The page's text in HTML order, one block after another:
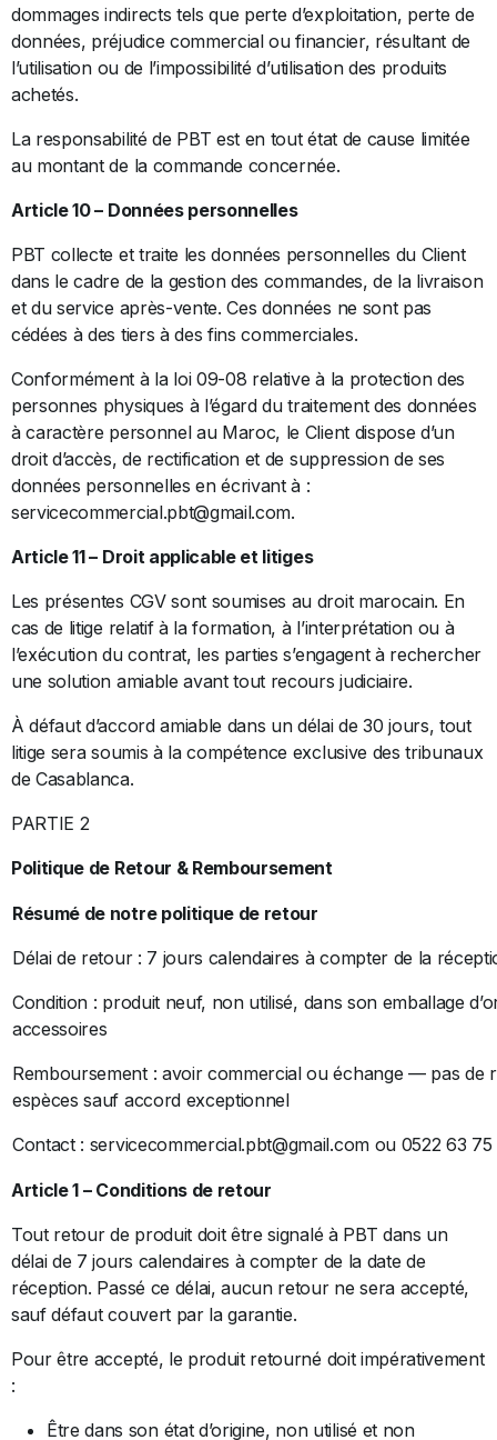
dommages indirects tels que perte d’exploitation, perte de
données, préjudice commercial ou financier, résultant de
l’utilisation ou de l’impossibilité d’utilisation des produits
achetés.
La responsabilité de PBT est en tout état de cause limitée
au montant de la commande concernée.
Article 10 – Données personnelles
PBT collecte et traite les données personnelles du Client
dans le cadre de la gestion des commandes, de la livraison
et du service après-vente. Ces données ne sont pas
cédées à des tiers à des fins commerciales.
Conformément à la loi 09-08 relative à la protection des
personnes physiques à l’égard du traitement des données
à caractère personnel au Maroc, le Client dispose d’un
droit d’accès, de rectification et de suppression de ses
données personnelles en écrivant à :
servicecommercial.pbt@gmail.com.
Article 11 – Droit applicable et litiges
Les présentes CGV sont soumises au droit marocain. En
cas de litige relatif à la formation, à l’interprétation ou à
l’exécution du contrat, les parties s’engagent à rechercher
une solution amiable avant tout recours judiciaire.
À défaut d’accord amiable dans un délai de 30 jours, tout
litige sera soumis à la compétence exclusive des tribunaux
de Casablanca.
PARTIE 2
Politique de Retour & Remboursement
Résumé de notre politique de retour
Délai de retour : 7 jours calendaires à compter de la
Condition : produit neuf, non utilisé, dans son emballage
accessoires
Remboursement : avoir commercial ou échange — pas de
espèces sauf accord exceptionnel
Contact : servicecommercial.pbt@gmail.com ou 0522 63 75
Article 1 – Conditions de retour
Tout retour de produit doit être signalé à PBT dans un
délai de 7 jours calendaires à compter de la date de
réception. Passé ce délai, aucun retour ne sera accepté,
sauf défaut couvert par la garantie.
Pour être accepté, le produit retourné doit impérativement
:
Être dans son état d’origine, non utilisé et non